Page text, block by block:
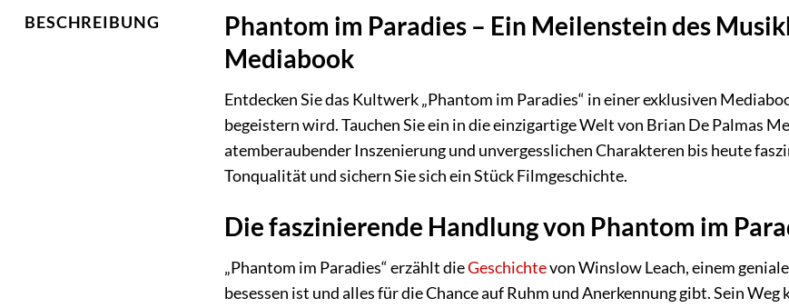
BESCHREIBUNG
Phantom im Paradies – Ein Meilenstein des
Mediabook
Entdecken Sie das Kultwerk „Phantom im Paradies“ in einer exklusiven
begeistern wird. Tauchen Sie ein in die einzigartige Welt von Brian De Palmas
atemberaubender Inszenierung und unvergesslichen Charakteren bis heute
Tonqualität und sichern Sie sich ein Stück Filmgeschichte.
Die faszinierende Handlung von Phantom im
„Phantom im Paradies“ erzählt dieGeschichtevon Winslow Leach, einem
besessen ist und alles für die Chance auf Ruhm und Anerkennung gibt. Sein